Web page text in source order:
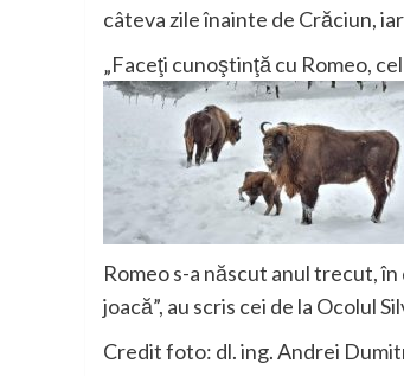
câteva zile înainte de Crăciun,
„Faceţi cunoştinţă cu Romeo,
Romeo s-a născut anul trecut,
joacă”, au scris cei de la Ocolul
Credit foto: dl. ing. Andrei